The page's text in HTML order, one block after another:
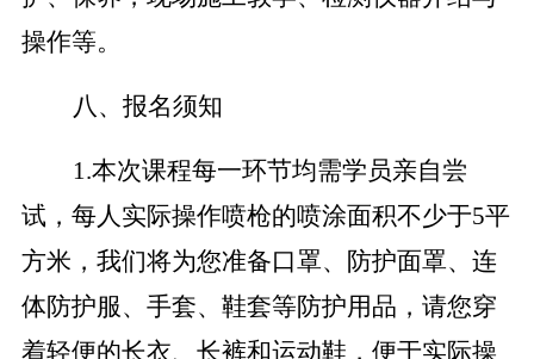
操作等。
八、报名须知
1.本次课程每一环节均需学员亲自尝
试，每人实际操作喷枪的喷涂面积不少于5平
方米， 我们将为您准备口罩、防护面罩、 连
体 防护服、手套、鞋套等防护用品，请您穿
着轻便的长衣、 长裤和运动鞋 ，便于实际操